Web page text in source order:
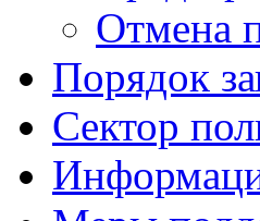
Отмена
Порядок
Сектор